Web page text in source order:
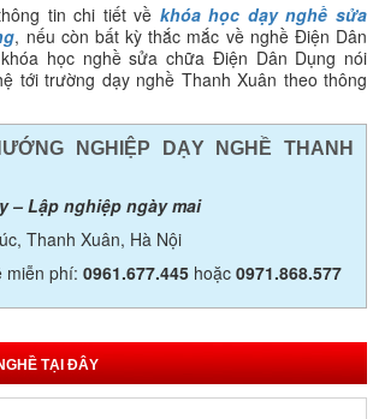
tin chi tiết về khóa học dạy nghề sửa
, nếu còn bất kỳ thắc mắc về nghề Điện Dân
học nghề sửa chữa Điện Dân Dụng nói
tới trường dạy nghề Thanh Xuân theo thông
NGHIỆP DẠY NGHỀ THANH
– Lập nghiệp ngày mai
Thanh Xuân, Hà Nội
miễn phí: 0961.677.445 hoặc 0971.868.577
TẠI ĐÂY